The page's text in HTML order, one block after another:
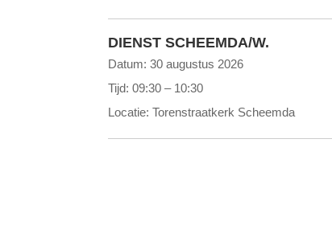
DIENST SCHEEMDA/W.
Datum:30 augustus 2026
Tijd:09:30 – 10:30
Locatie:Torenstraatkerk Scheemda